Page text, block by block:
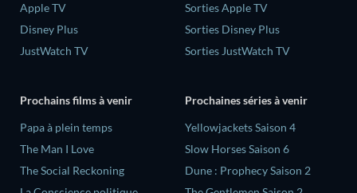
Apple TV
Disney Plus
JustWatch TV
Sorties Apple TV
Sorties Disney Plus
Sorties JustWatch TV
Prochains films à venir
‎Papa à plein temps
The Man I Love
The Social Reckoning
Prochaines séries à venir
Yellowjackets Saison 4
Slow Horses Saison 6
Dune : Prophecy Saison 2